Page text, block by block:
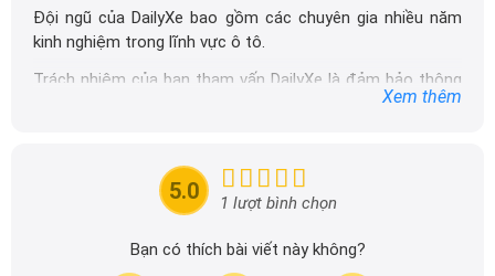
Đội ngũ của DailyXe bao gồm các chuyên gia nhiều năm
kinh nghiệm trong lĩnh vực ô tô.
Trách nhiệm của ban tham vấn DailyXe là đảm bảo thông
tin chính xác được đăng tải trên dailyxe.com.vn, thường
tin nhanh chóng và dễ dàng hơn.
Xem thêm
5.0 1 lượt bình chọn
Bạn có thích bài viết này không?